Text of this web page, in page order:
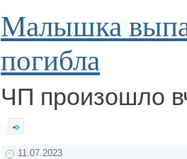
Малышка
погибла
ЧП произошло
11.07.2023